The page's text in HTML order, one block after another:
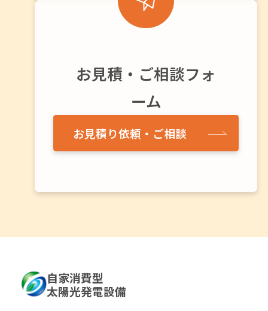
お見積・ご相談フォ
ーム
お見積り依頼・ご相談
自家消費型
太陽光発電設備